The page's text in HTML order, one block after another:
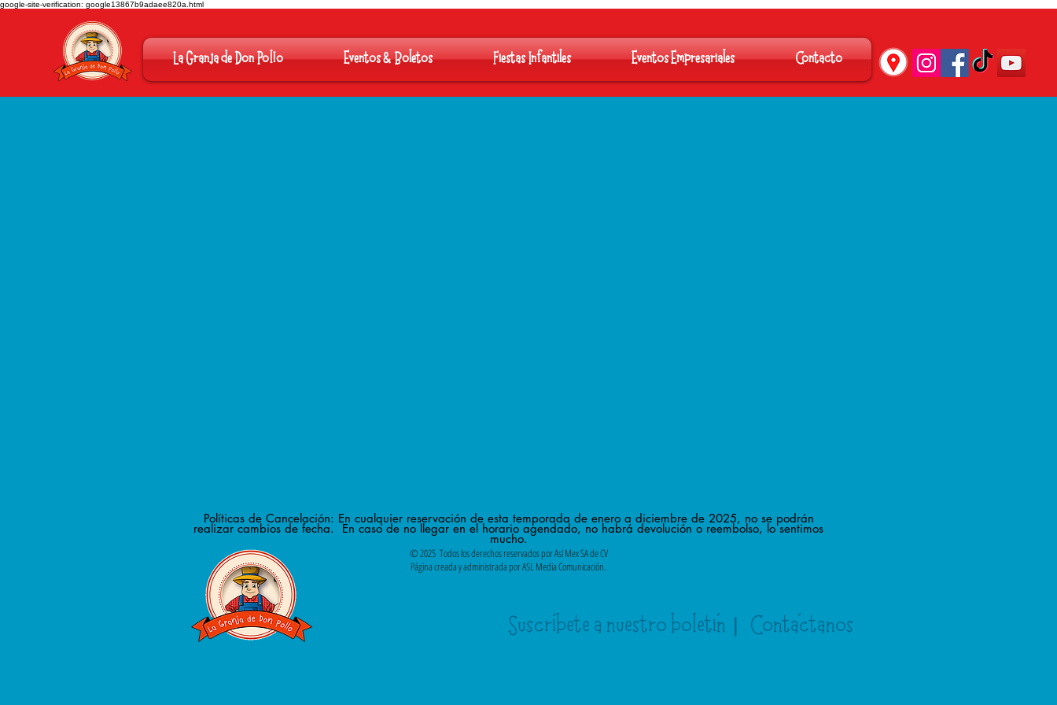
google-site-verification: google13867b9adaee820a.html
La Granja de Don Pollo Eventos & Boletos Fiestas Infantiles Eventos Empresariales Contacto
Políticas de Cancelación: En cualquier reservación de esta temporada de enero a diciembre de 2025, no se podrán
realizar cambios de fecha. En caso de no llegar en el horario agendado, no habrá devolución o reembolso, lo sentimos
mucho.
© 2025 Todos los derechos reservados por Asl Mex SA de CV
Página creada y administrada por ASL Media Comunicación.
Suscríbete a nuestro boletín ​|
´
´ Contactanos
´